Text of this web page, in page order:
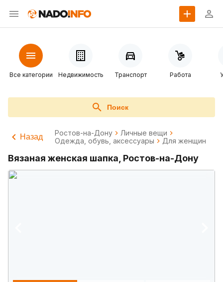
Все категории Недвижимость Транспорт Работа
Поиск
Назад Ростов-на-Дону
Личные вещи
Одежда, обувь, аксессуары
Для женщин
Вязаная женская шапка, Ростов-на-Дону